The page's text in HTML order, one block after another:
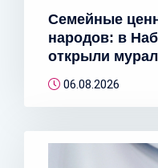
Семейные
народов: в
открыли
06.08.2026